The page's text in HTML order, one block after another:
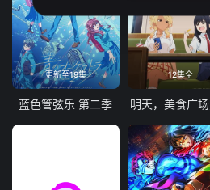
更新至19集
蓝色管弦乐 第二季
12集全
明天，美食广场